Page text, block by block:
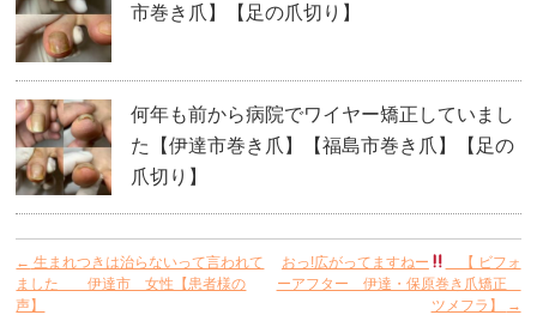
市巻き爪】【足の爪切り】
何年も前から病院でワイヤー矯正していまし
た【伊達市巻き爪】【福島市巻き爪】【足の
爪切り】
← 生まれつきは治らないって言われて
ました 伊達市 女性【患者様の
声】
おっ!広がってますねー
【 ビフォ
ーアフター 伊達・保原巻き爪矯正
ツメフラ】
→